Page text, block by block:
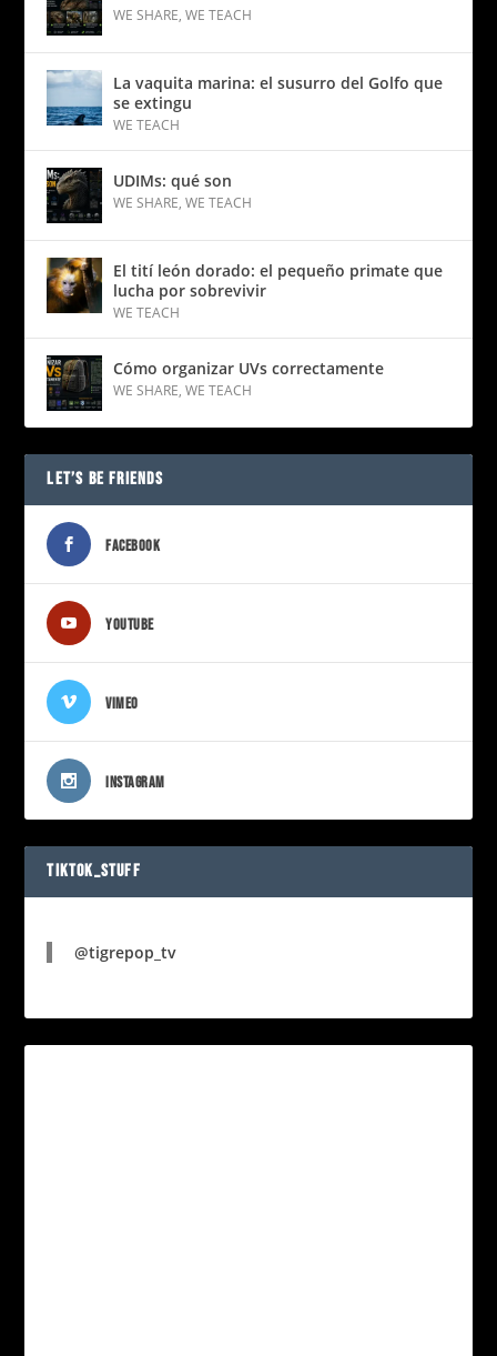
WE SHARE,WE TEACH
La vaquita marina: el susurro del Golfo que
se extingu
WE TEACH
UDIMs: qué son
WE SHARE,WE TEACH
El tití león dorado: el pequeño primate que
lucha por sobrevivir
WE TEACH
Cómo organizar UVs correctamente
WE SHARE,WE TEACH
LET’S BE FRIENDS
FACEBOOK
YOUTUBE
VIMEO
INSTAGRAM
TIKTOK_STUFF
@tigrepop_tv